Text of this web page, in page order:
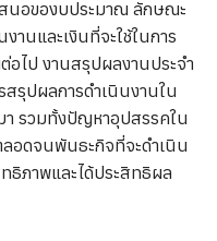
นของเจ้าหน้าที่ของ
นอของบประมาณ ลักษณะ
านและเงินที่จะใช้ในการ
ไป งานสรุปผลงานประจำ
รุปผลการดำเนินงานใน
รวมทั้งปัญหาอุปสรรคใน
ลอดจนพันธะกิจที่จะดำเนิน
ธิภาพและได้ประสิทธิผล